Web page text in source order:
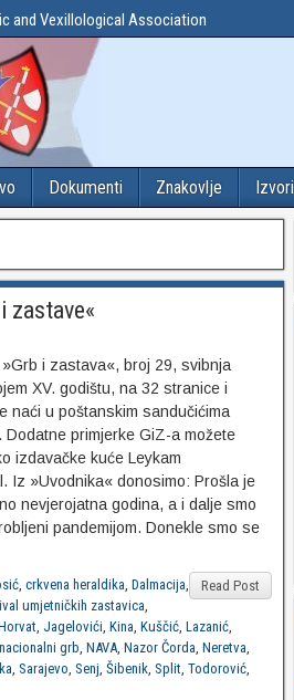
and Vexillological Association
Dokumenti Znakovlje Izvori
zastave«
i zastava«, broj 29, svibnja
XV. godištu, na 32 stranice i
naći u poštanskim sandučićima
Dodatne primjerke GiZ-a možete
izdavačke kuće Leykam
Iz »Uvodnika« donosimo: Prošla je
nevjerojatna godina, a i dalje smo
pandemijom. Donekle smo se
Read Post
, crkvena heraldika, Dalmacija,
umjetničkih zastavica,
, Jagelovići, Kina, Kuščić, Lazanić,
nacionalni grb, NAVA, Nazor Čorda, Neretva,
, Sarajevo, Senj, Šibenik, Split, Todorović,